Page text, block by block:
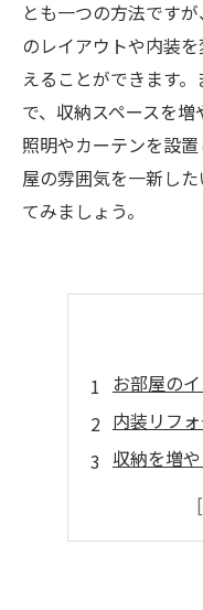
とも一つの方法です
のレイアウトや内装
えることができます
で、収納スペースを
照明やカーテンを設
屋の雰囲気を一新し
てみましょう。
お部屋の
内装リフ
収納を増
カラーと